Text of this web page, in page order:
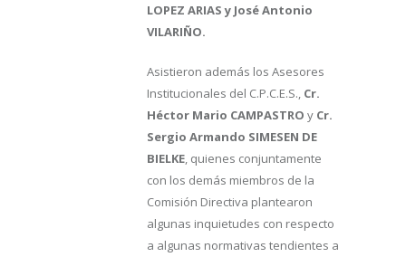
LOPEZ ARIAS y José Antonio
VILARIÑO.
Asistieron además los Asesores
Institucionales del C.P.C.E.S., Cr.
Héctor Mario CAMPASTRO y Cr.
Sergio Armando SIMESEN DE
BIELKE, quienes conjuntamente
con los demás miembros de la
Comisión Directiva plantearon
algunas inquietudes con respecto
a algunas normativas tendientes a